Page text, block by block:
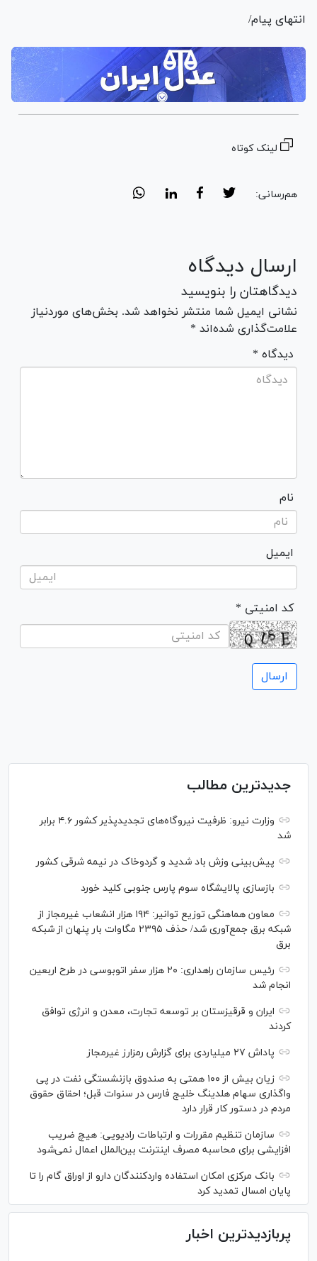
انتهای پیام/
لینک کوتاه
هم‌رسانی:
ارسال دیدگاه
دیدگاهتان را بنویسید
نشانی ایمیل شما منتشر نخواهد شد. بخش‌های موردنیاز
علامت‌گذاری شده‌اند *
* دیدگاه
نام
ایمیل
* کد امنیتی
جدیدترین مطالب
وزارت نیرو: ظرفیت نیروگاه‌های تجدیدپذیر کشور ۴.۶ برابر
شد
پیش‌بینی وزش باد شدید و گردوخاک در نیمه شرقی کشور
بازسازی پالایشگاه سوم پارس جنوبی کلید خورد
معاون هماهنگی توزیع توانیر: ۱۹۴ هزار انشعاب غیرمجاز از
شبکه برق جمع‌آوری شد/ حذف ۲۳۹۵ مگاوات بار پنهان از شبکه
برق
رئیس سازمان راهداری: ۲۰ هزار سفر اتوبوسی در طرح اربعین
انجام شد
ایران و قرقیزستان بر توسعه تجارت، معدن و انرژی توافق
کردند
پاداش ۲۷ میلیاردی برای گزارش رمزارز غیرمجاز
زیان بیش از ۱۰۰ همتی به صندوق بازنشستگی نفت در پی
واگذاری سهام هلدینگ خلیج فارس در سنوات قبل؛ احقاق حقوق
مردم در دستور کار قرار دارد
سازمان تنظیم مقررات و ارتباطات رادیویی: هیچ ضریب
افزایشی برای محاسبه مصرف اینترنت بین‌الملل اعمال نمی‌شود
بانک مرکزی امکان استفاده واردکنندگان دارو از اوراق گام را تا
پایان امسال تمدید کرد
پربازدیدترین اخبار